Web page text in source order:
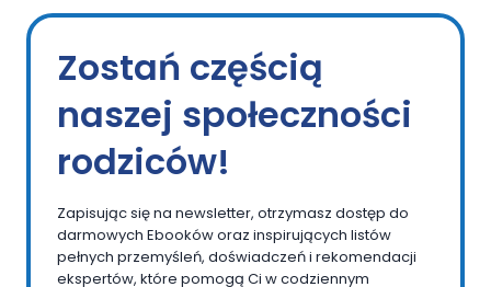
Zostań częścią
naszej społeczności
rodziców!
Zapisując się na newsletter, otrzymasz dostęp do
darmowych Ebooków oraz inspirujących listów
pełnych przemyśleń, doświadczeń i rekomendacji
ekspertów, które pomogą Ci w codziennym